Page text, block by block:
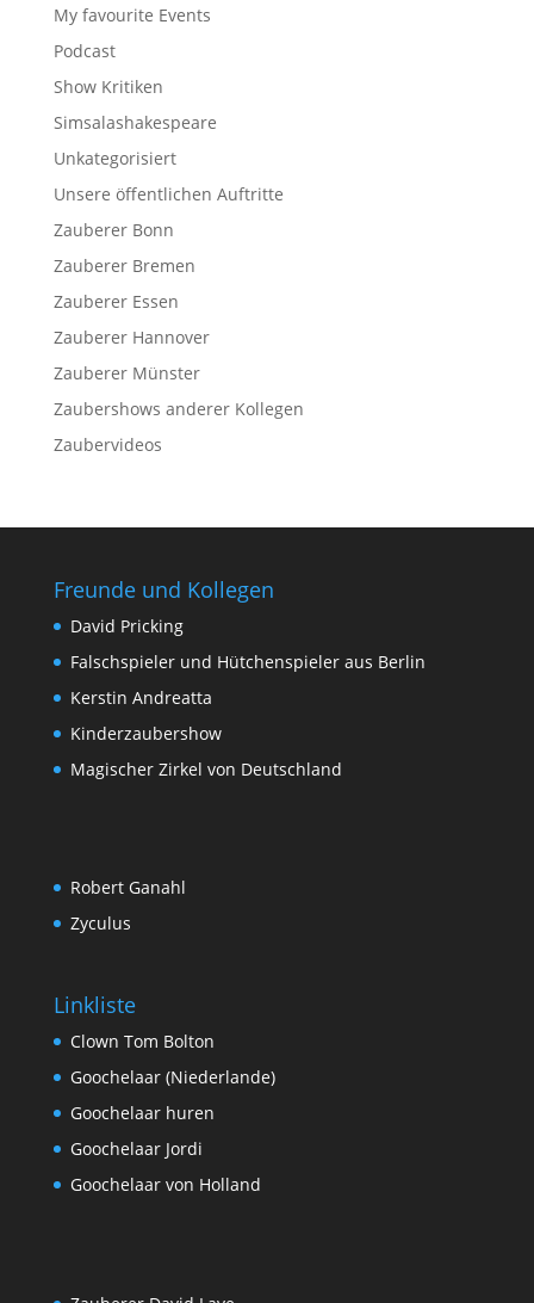
My favourite Events
Podcast
Show Kritiken
Simsalashakespeare
Unkategorisiert
Unsere öffentlichen Auftritte
Zauberer Bonn
Zauberer Bremen
Zauberer Essen
Zauberer Hannover
Zauberer Münster
Zaubershows anderer Kollegen
Zaubervideos
Freunde und Kollegen
David Pricking
Falschspieler und Hütchenspieler aus Berlin
Kerstin Andreatta
Kinderzaubershow
Magischer Zirkel von Deutschland
Robert Ganahl
Zyculus
Linkliste
Clown Tom Bolton
Goochelaar (Niederlande)
Goochelaar huren
Goochelaar Jordi
Goochelaar von Holland